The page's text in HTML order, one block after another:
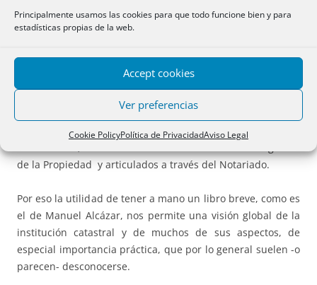
Principalmente usamos las cookies para que todo funcione bien y para
estadísticas propias de la web.
Accept cookies
Ver preferencias
Cookie PolicyPolítica de PrivacidadAviso Legal
De especial interés es el contenido es el Capítulo 4 del Vol.
2, intitulado Catastro, Notaría y Registro de la Propiedad
identificando su estructura y objetivos y analizando las
importancia que tiene un país un Catastro fiable y actual y
apoyado en una base gráfica que tenga vocación de
de la Propiedad y articulados a través del Notariado.
Por eso la utilidad de tener a mano un libro breve, como es
el de Manuel Alcázar, nos permite una visión global de la
institución catastral y de muchos de sus aspectos, de
especial importancia práctica, que por lo general suelen -o
parecen- desconocerse.